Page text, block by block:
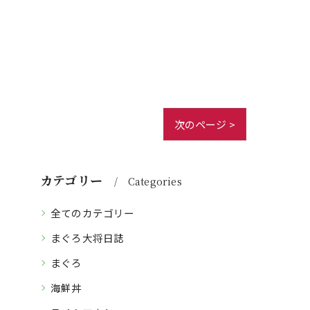
次のページ >
カテゴリー Categories
全てのカテゴリー
まぐろ大将日誌
まぐろ
海鮮丼